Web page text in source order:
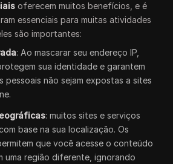
oferecem muitos benefícios, e é
essenciais para muitas atividades
são importantes:
: Ao mascarar seu endereço IP,
sua identidade e garantem
pessoais não sejam expostas a sites
: muitos sites e serviços
base na sua localização. Os
que você acesse o conteúdo
uma região diferente, ignorando